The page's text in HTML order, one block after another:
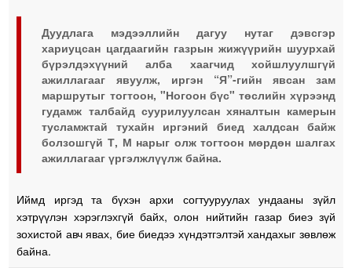
Дуудлага мэдээллийн дагуу нутаг дэвсгэр
хариуцсан цагдаагийн газрын жижүүрийн шуурхай
бүрэлдэхүүний алба хаагчид хойшлуулшгүй
ажиллагааг явуулж, иргэн “Я”-гийн явсан зам
маршрутыг тогтоон, "Ногоон бүс" төслийн хүрээнд
гудамж талбайд суурилуулсан хяналтын камерын
тусламжтай тухайн иргэний биед халдсан байж
болзошгүй Т, М нарыг олж тогтоон мөрдөн шалгах
ажиллагааг үргэлжлүүлж байна.
Иймд иргэд та бүхэн архи согтууруулах ундааны зүйл
хэтрүүлэн хэрэглэхгүй байх, олон нийтийн газар биеэ зүй
зохистой авч явах, бие биедээ хүндэтгэлтэй хандахыг зөвлөж
байна.